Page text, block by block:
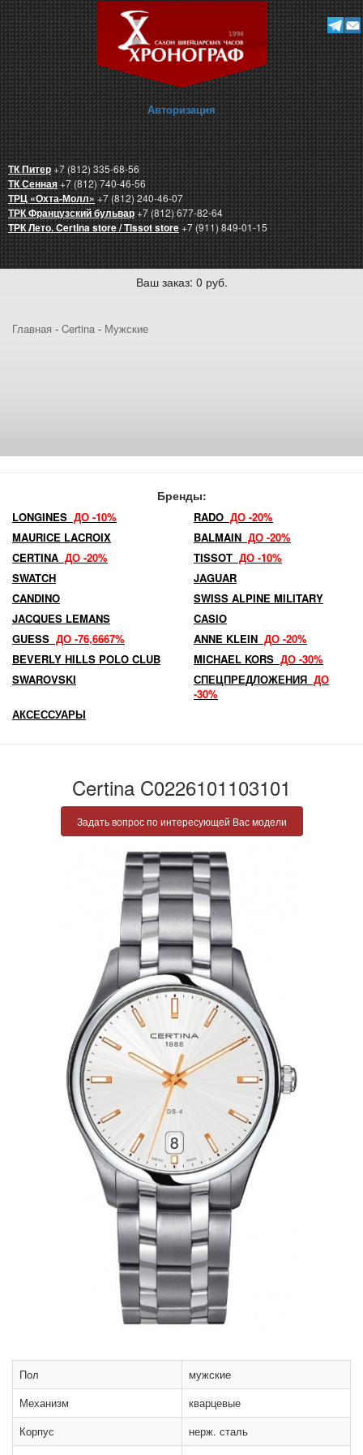
Авторизация
ТК Питер+7 (812) 335-68-56
ТК Сенная+7 (812) 740-46-56
ТРЦ «Охта-Молл»+7 (812) 240-46-07
ТРК Французский бульвар+7 (812) 677-82-64
ТРК Лето. Certina store / Tissot store+7 (911) 849-01-15
Ваш заказ: 0 руб.
Главная - Certina - Мужские
Бренды:
LONGINES ДО -10% RADO ДО -20%
MAURICE LACROIX
BALMAIN ДО -20%
CERTINA ДО -20% TISSOT ДО -10%
SWATCH
JAGUAR
CANDINO
SWISS ALPINE MILITARY
JACQUES LEMANS
CASIO
GUESS ДО -76,6667% ANNE KLEIN ДО -20%
BEVERLY HILLS POLO CLUB
MICHAEL KORS ДО -30%
SWAROVSKI
СПЕЦПРЕДЛОЖЕНИЯ ДО
-30%
АКСЕССУАРЫ
Certina C0226101103101
Задать вопрос по интересующей Вас модели
Пол
мужские
Механизм
кварцевые
Корпус
нерж. сталь